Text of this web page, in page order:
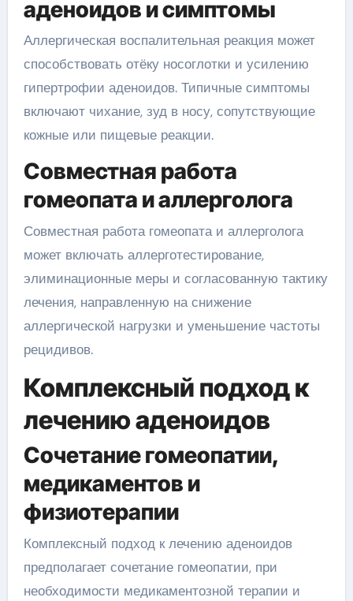
аденоидов и симптомы
Аллергическая воспалительная реакция может
способствовать отёку носоглотки и усилению
гипертрофии аденоидов. Типичные симптомы
включают чихание, зуд в носу, сопутствующие
кожные или пищевые реакции.
Совместная работа
гомеопата и аллерголога
Совместная работа гомеопата и аллерголога
может включать аллерготестирование,
элиминационные меры и согласованную тактику
лечения, направленную на снижение
аллергической нагрузки и уменьшение частоты
рецидивов.
Комплексный подход к
лечению аденоидов
Сочетание гомеопатии,
медикаментов и
физиотерапии
Комплексный подход к лечению аденоидов
предполагает сочетание гомеопатии, при
необходимости медикаментозной терапии и